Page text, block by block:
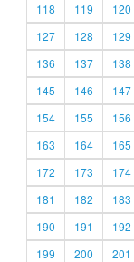
118
119 120
127
128 129
136
137 138
145
146 147
154
155 156
163
164 165
172
173 174
181
182 183
190
191 192
199
200 201